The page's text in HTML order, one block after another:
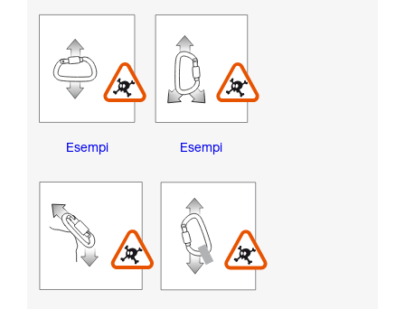
Esempi Esempi